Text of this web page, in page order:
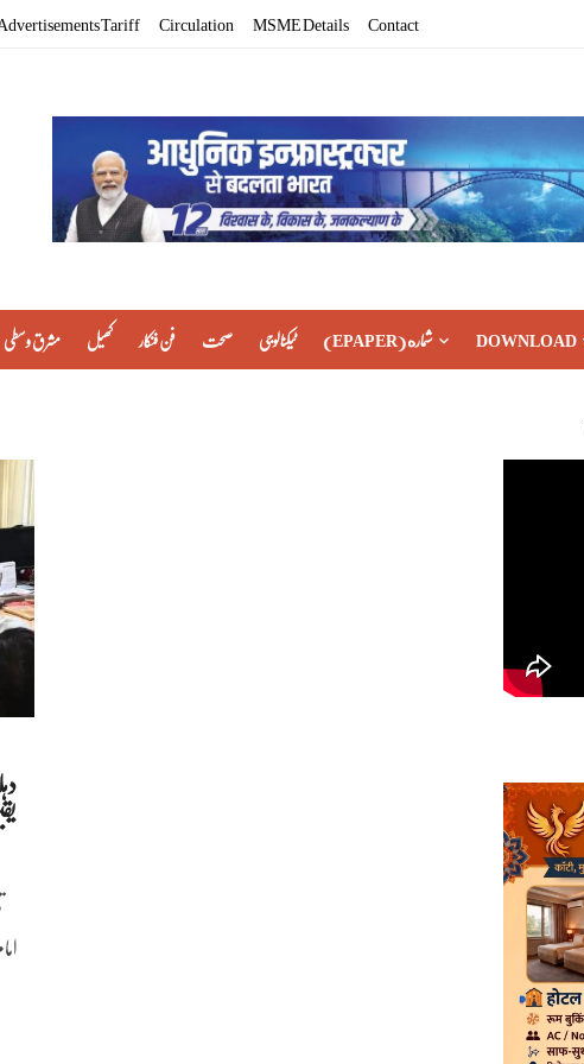
Tariff Circulation MSME Details Contact
مشرق وسطی کھیل فن فنکار صحت ٹیکنالوجی (EPAPER) شماره DOWNLOAD